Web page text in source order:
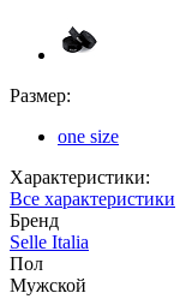
Размер:
one size
Характеристики:
Все характеристики
Бренд
Selle Italia
Пол
Мужской